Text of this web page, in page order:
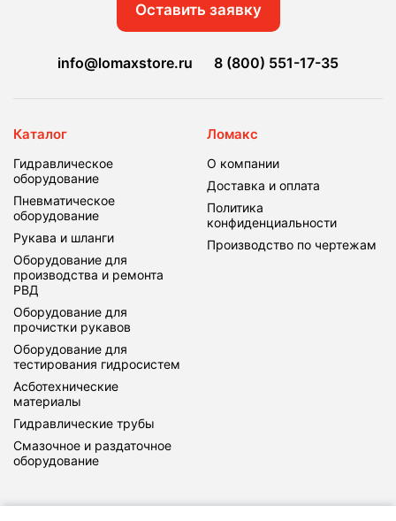
Оставить заявку
info@lomaxstore.ru 8 (800) 551-17-35
Каталог
Гидравлическое
оборудование
Пневматическое
оборудование
Рукава и шланги
Оборудование для
производства и ремонта
РВД
Оборудование для
прочистки рукавов
Оборудование для
тестирования гидросистем
Асботехнические
материалы
Гидравлические трубы
Смазочное и раздаточное
оборудование
Ломакс
О компании
Доставка и оплата
Политика
конфиденциальности
Производство по чертежам